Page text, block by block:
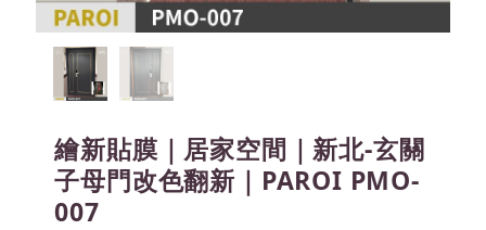
繪新貼膜｜居家空間｜新北-玄關
子母門改色翻新｜PAROI PMO-
007